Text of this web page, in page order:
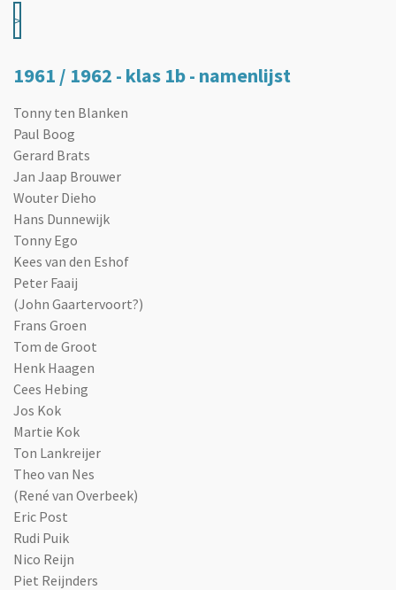
>
1961 / 1962 - klas 1b - namenlijst
Tonny ten Blanken
Paul Boog
Gerard Brats
Jan Jaap Brouwer
Wouter Dieho
Hans Dunnewijk
Tonny Ego
Kees van den Eshof
Peter Faaij
(John Gaartervoort?)
Frans Groen
Tom de Groot
Henk Haagen
Cees Hebing
Jos Kok
Martie Kok
Ton Lankreijer
Theo van Nes
(René van Overbeek)
Eric Post
Rudi Puik
Nico Reijn
Piet Reijnders